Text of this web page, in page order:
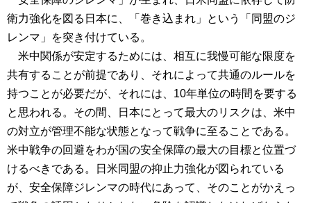
衛力強化を図る日本に、「巻き込まれ」という「同盟のジ
レンマ」を突き付けている。
米中関係が安定するためには、相互に我慢可能な限度を
共有することが前提であり、それによって共通のルールを
持つことが必要だが、それには、10年単位の時間を要する
と思われる。その間、日本にとって最大のリスクは、米中
の対立が管理不能な状態となって戦争に至ることである。
米中戦争の回避をわが国の安全保障の最大の目標と位置づ
けるべきである。日米同盟の抑止力強化が図られている
が、安全保障ジレンマの時代にあって、そのことがかえっ